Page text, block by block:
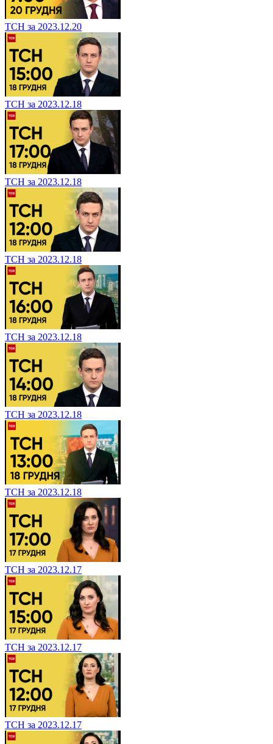
ТСН за 2023.12.20
ТСН за 2023.12.18
ТСН за 2023.12.18
ТСН за 2023.12.18
ТСН за 2023.12.18
ТСН за 2023.12.18
ТСН за 2023.12.18
ТСН за 2023.12.17
ТСН за 2023.12.17
ТСН за 2023.12.17